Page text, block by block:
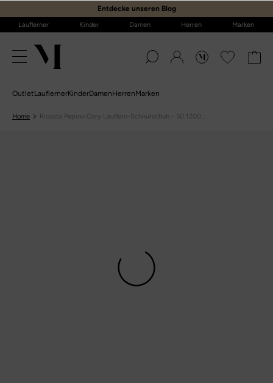
Entdecke unseren Blog
Lauflerner Kinder Damen Herren Marken
OutletLauflernerKinderDamenHerrenMarken
Home Ricosta Pepino Cory Lauflern-Schnürschuh - 50 1200...